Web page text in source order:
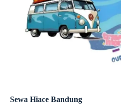
Sewa Hiace Bandung